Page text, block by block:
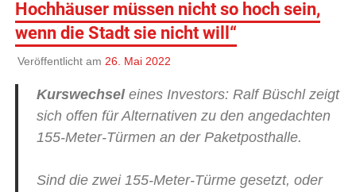
Hochhäuser müssen nicht so hoch sein,
wenn die Stadt sie nicht will“
Veröffentlicht am 26. Mai 2022
Kurswechseleines Investors: Ralf Büschl zeigt
sich offen für Alternativen zu den angedachten
155-Meter-Türmen an der Paketposthalle.
Sind die zwei 155-Meter-Türme gesetzt, oder